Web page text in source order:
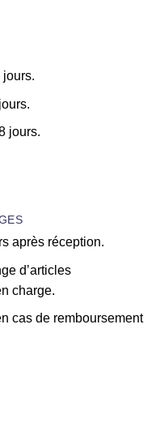
jours.
après réception.
d’articles
charge.
cas de remboursement